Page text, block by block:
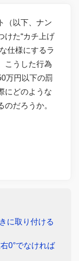
（以下、ナン
けた“カチ上げ
仕様にするラ
こうした行為
万円以下の罰
にどのような
だろうか。
に取り付ける
0°でなければ